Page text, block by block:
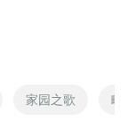
家园之歌 略